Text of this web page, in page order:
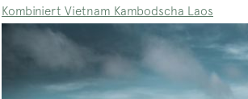
Kombiniert Vietnam Kambodscha Laos